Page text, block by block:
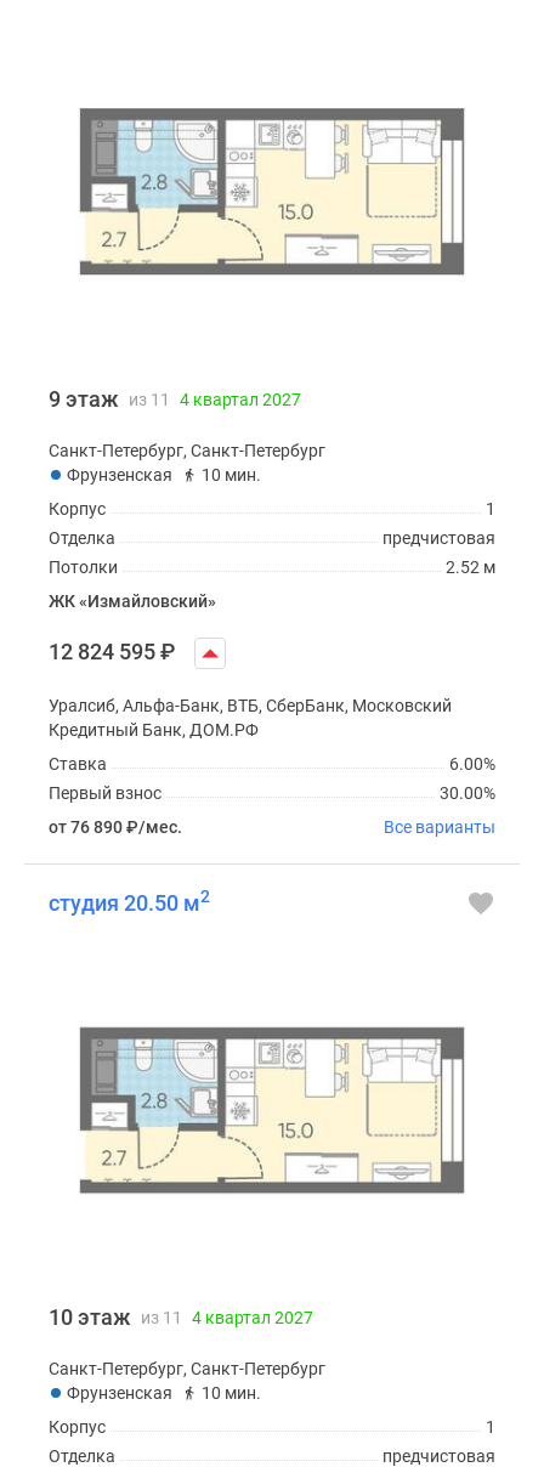
9 этаж из 11 4 квартал 2027
Санкт-Петербург, Санкт-Петербург
Фрунзенская
10 мин.
1
Корпус
предчистовая
Отделка
2.52 м
Потолки
ЖК «Измайловский»
12 824 595₽
Уралсиб, Альфа-Банк, ВТБ, СберБанк, Московский
Кредитный Банк, ДОМ.РФ
6.00%
Ставка
30.00%
Первый взнос
от 76 890₽/мес. Все варианты
студия 20.50 м2
10 этаж из 11 4 квартал 2027
Санкт-Петербург, Санкт-Петербург
Фрунзенская
10 мин.
1
Корпус
предчистовая
Отделка